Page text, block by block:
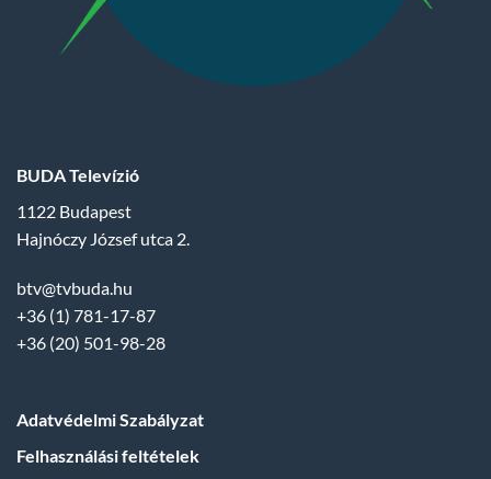
BUDA Televízió
1122 Budapest
Hajnóczy József utca 2.
btv@tvbuda.hu
+36 (1) 781-17-87
+36 (20) 501-98-28
Adatvédelmi Szabályzat
Felhasználási feltételek